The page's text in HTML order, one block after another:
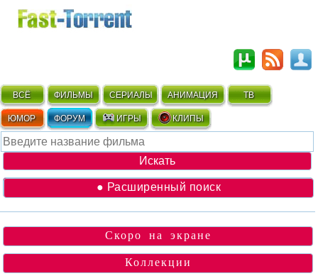
ВСЁ ФИЛЬМЫ СЕРИАЛЫ АНИМАЦИЯ ТВ
ЮМОР ФОРУМ ИГРЫ КЛИПЫ
● Расширенный поиск
Скоро на экране
Коллекции